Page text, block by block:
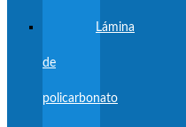
Lámina
de
policarbonato